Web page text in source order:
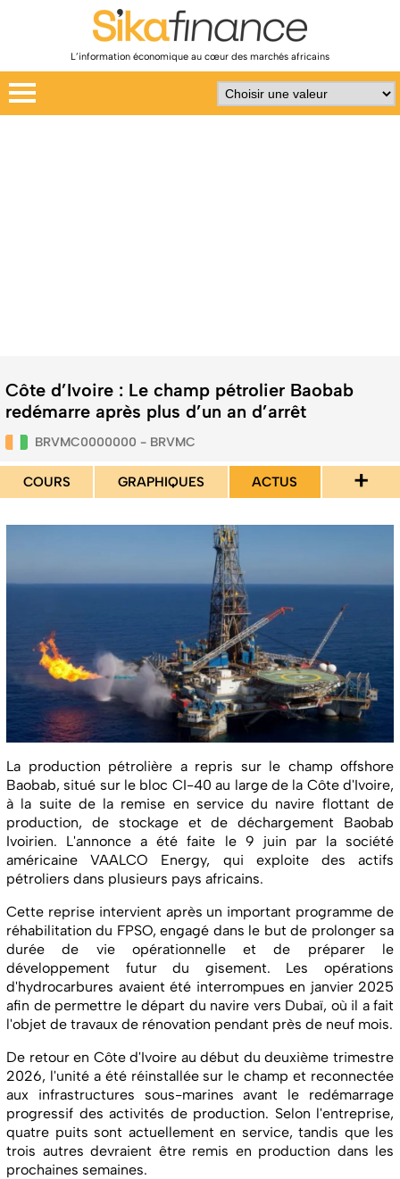
L’information économique au cœur des marchés africains
Côte d’Ivoire : Le champ pétrolier Baobab
redémarre après plus d’un an d’arrêt
BRVMC0000000 - BRVMC
COURS GRAPHIQUES ACTUS +
La production pétrolière a repris sur le champ offshore
Baobab, situé sur le bloc CI-40 au large de la Côte d'Ivoire,
à la suite de la remise en service du navire flottant de
production, de stockage et de déchargement Baobab
Ivoirien. L'annonce a été faite le 9 juin par la société
américaine VAALCO Energy, qui exploite des actifs
pétroliers dans plusieurs pays africains.
Cette reprise intervient après un important programme de
réhabilitation du FPSO, engagé dans le but de prolonger sa
durée de vie opérationnelle et de préparer le
développement futur du gisement. Les opérations
d'hydrocarbures avaient été interrompues en janvier 2025
afin de permettre le départ du navire vers Dubaï, où il a fait
l'objet de travaux de rénovation pendant près de neuf mois.
De retour en Côte d'Ivoire au début du deuxième trimestre
2026, l'unité a été réinstallée sur le champ et reconnectée
aux infrastructures sous-marines avant le redémarrage
progressif des activités de production. Selon l'entreprise,
quatre puits sont actuellement en service, tandis que les
trois autres devraient être remis en production dans les
prochaines semaines.